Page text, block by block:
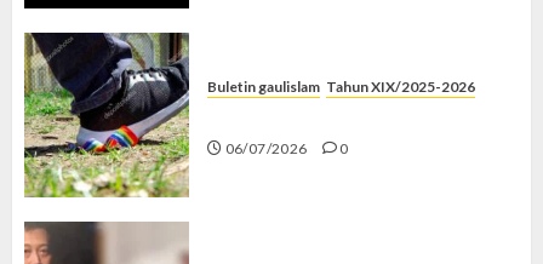
Buletin gaulislam Tahun XIX/2025-2026
06/07/2026 0